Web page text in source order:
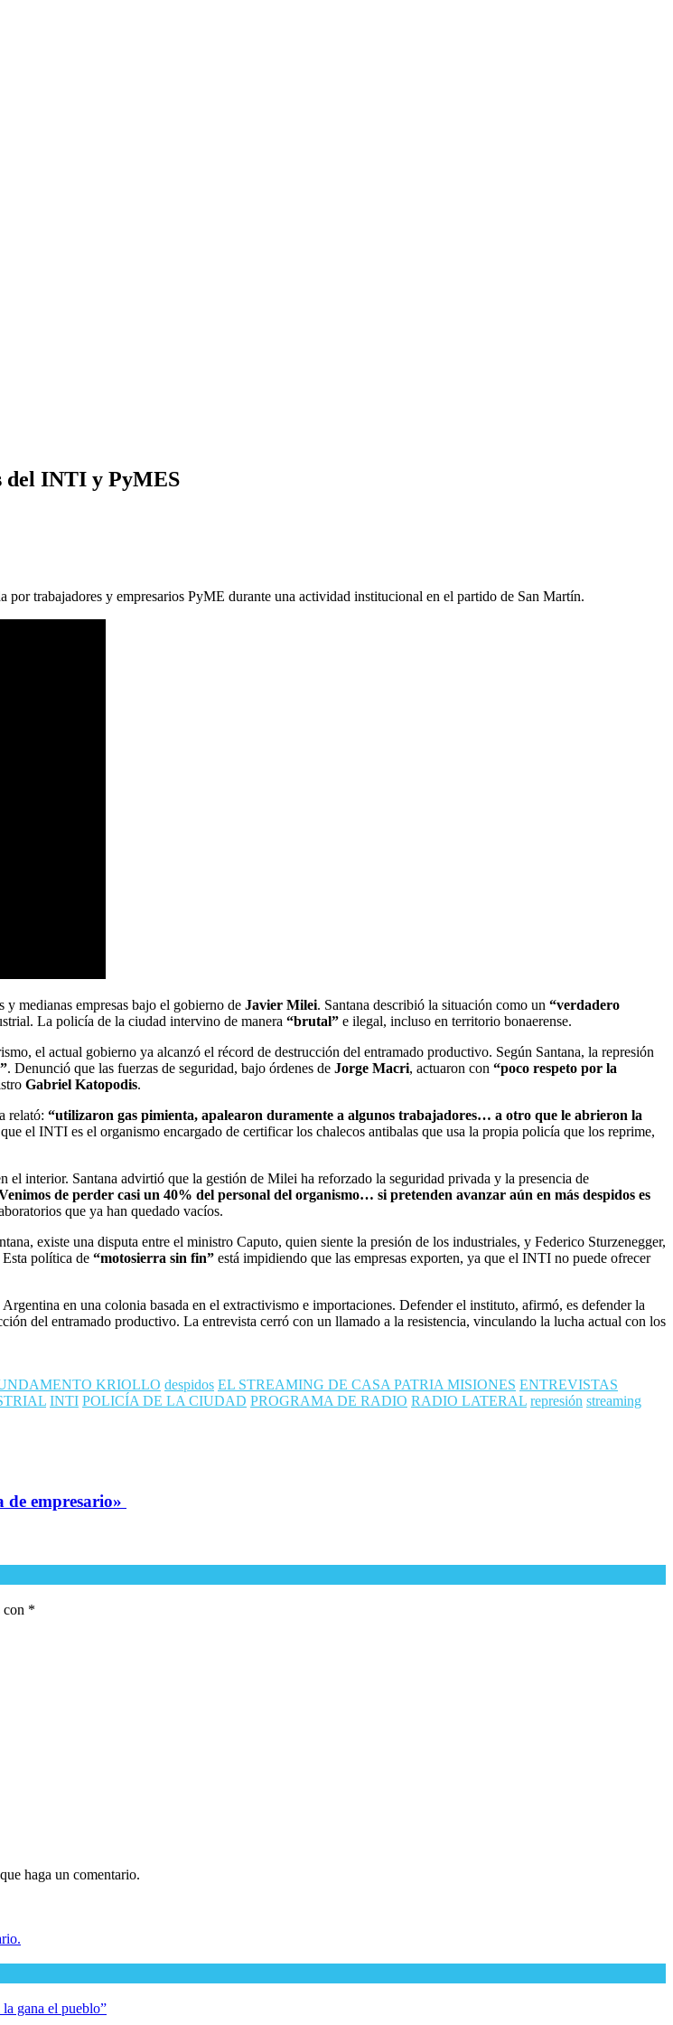
del INTI y PyMES
por trabajadores y empresarios PyME durante una actividad institucional en el partido de San Martín.
medianas empresas bajo el gobierno de Javier Milei. Santana describió la situación como un “verdadero
La policía de la ciudad intervino de manera “brutal” e ilegal, incluso en territorio bonaerense.
el actual gobierno ya alcanzó el récord de destrucción del entramado productivo. Según Santana, la represión
. Denunció que las fuerzas de seguridad, bajo órdenes de Jorge Macri, actuaron con “poco respeto por la
Gabriel Katopodis.
relató: “utilizaron gas pimienta, apalearon duramente a algunos trabajadores… a otro que le abrieron la
el INTI es el organismo encargado de certificar los chalecos antibalas que usa la propia policía que los reprime,
el interior. Santana advirtió que la gestión de Milei ha reforzado la seguridad privada y la presencia de
de perder casi un 40% del personal del organismo… si pretenden avanzar aún en más despidos es
que ya han quedado vacíos.
existe una disputa entre el ministro Caputo, quien siente la presión de los industriales, y Federico Sturzenegger,
Esta política de “motosierra sin fin” está impidiendo que las empresas exporten, ya que el INTI no puede ofrecer
en una colonia basada en el extractivismo e importaciones. Defender el instituto, afirmó, es defender la
del entramado productivo. La entrevista cerró con un llamado a la resistencia, vinculando la lucha actual con los
KRIOLLO despidos EL STREAMING DE CASA PATRIA MISIONES ENTREVISTAS
INTI POLICÍA DE LA CIUDAD PROGRAMA DE RADIO RADIO LATERAL represión streaming
de empresario»
con *
haga un comentario.